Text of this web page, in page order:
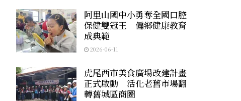
阿里山國中小勇奪全國口腔
保健雙冠王 偏鄉健康教育
成典範
2026-06-11
虎尾西市美食廣場改建計畫
正式啟動 活化老舊市場翻
轉舊城區商圈